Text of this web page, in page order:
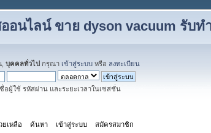
อนไลน์ ขาย dyson vacuum รับท
,บุคคลทั่วไป กรุณา เข้าสู่ระบบ หรือ ลงทะเบียน
อผู้ใช้ รหัสผ่าน และระยะเวลาในเซสชั่น
ยเหลือ ค้นหา เข้าสู่ระบบ สมัครสมาชิก